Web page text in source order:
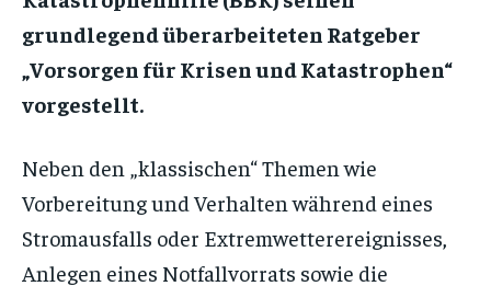
grundlegend überarbeiteten Ratgeber
„Vorsorgen für Krisen und Katastrophen“
vorgestellt.
Neben den „klassischen“ Themen wie
Vorbereitung und Verhalten während eines
Stromausfalls oder Extremwetterereignisses,
Anlegen eines Notfallvorrats sowie die